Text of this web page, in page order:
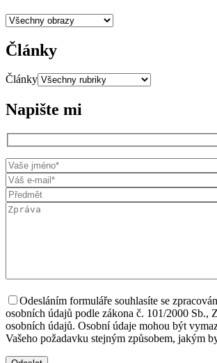
Články
Články
Napište mi
Odesláním formuláře souhlasíte se
osobních údajů podle zákona č. 101/2000 Sb.,
osobních údajů. Osobní údaje mohou být
Vašeho požadavku stejným způsobem, jakým